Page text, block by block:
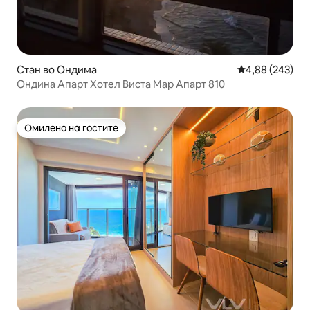
Стан во Ондима Просечна
4,88 (243)
Ондина Апарт Хотел Виста Мар Апарт 810
Омилено на гостите
Омилено на гостите